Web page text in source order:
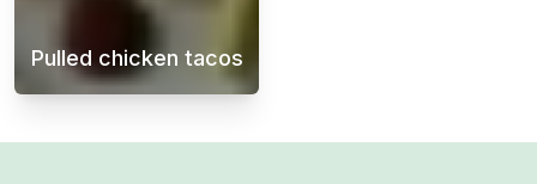
Pulled chicken tacos
Saftiga och smakrika kycklingtacos gjorda